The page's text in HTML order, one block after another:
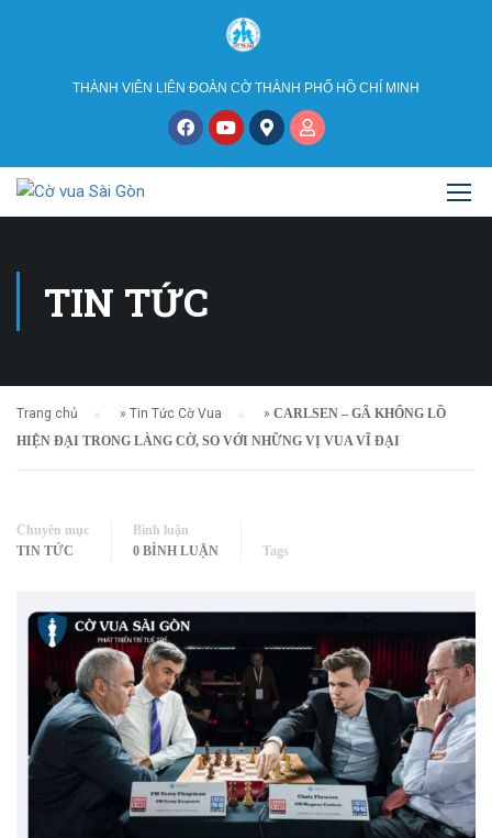
THÀNH VIÊN LIÊN ĐOÀN CỜ THÀNH PHỐ HỒ CHÍ MINH
TIN TỨC
Trang chủ » Tin Tức Cờ Vua » CARLSEN – GÃ KHỔNG LỒ
HIỆN ĐẠI TRONG LÀNG CỜ, SO VỚI NHỮNG VỊ VUA VĨ ĐẠI
Chuyên mục
TIN TỨC
Bình luận
0 BÌNH LUẬN
Tags